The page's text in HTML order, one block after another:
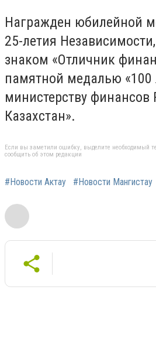
Награжден юбилейной
25-летия
знаком «Отличник
памятной медалью «100
министерству финансов
Казахстан».
Если вы заметили ошибку, выделите необходимый
сообщить об этом редакции
#Новости Актау #Новости Мангистау